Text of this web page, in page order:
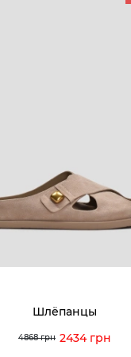
Шлёпанцы
4868 грн 2434 грн
и оплата
и возврат